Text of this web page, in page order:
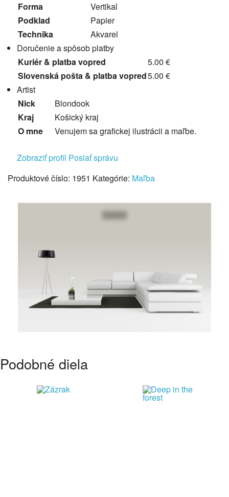
Forma
Vertikal
Podklad
Papier
Technika
Akvarel
Doručenie a spôsob platby
Kuriér & platba vopred
5.00 €
Slovenská pošta & platba vopred5.00 €
Artist
Nick
Blondook
Kraj
Košický kraj
O mne
Venujem sa grafickej ilustrácii a maľbe.
Zobraziť profil Poslať správu
Produktové číslo: 1951 Kategórie: Maľba
Podobné diela